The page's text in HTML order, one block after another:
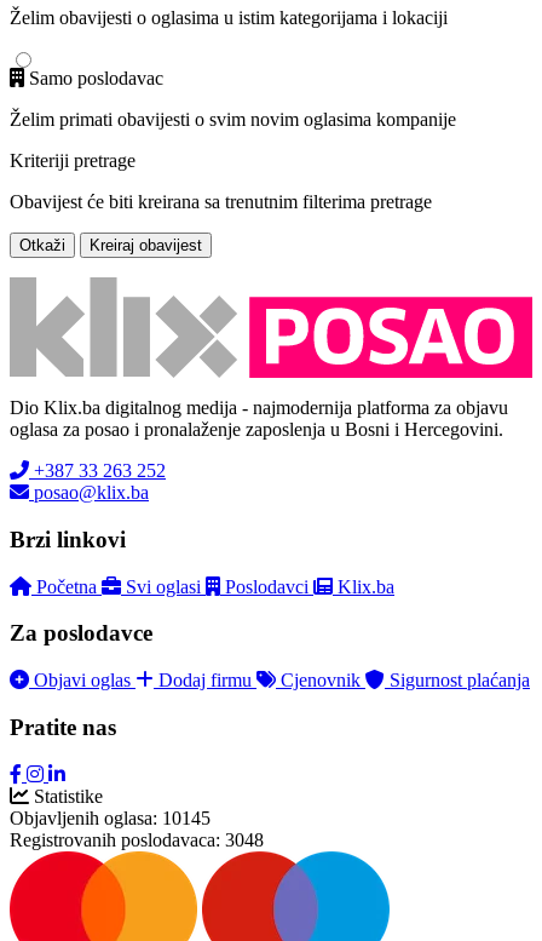
Želim obavijesti o oglasima u istim kategorijama i lokaciji
Samo poslodavac
Želim primati obavijesti o svim novim oglasima kompanije
Kriteriji pretrage
Obavijest će biti kreirana sa trenutnim filterima pretrage
Otkaži Kreiraj obavijest
Dio Klix.ba digitalnog medija - najmodernija platforma za objavu
oglasa za posao i pronalaženje zaposlenja u Bosni i Hercegovini.
+387 33 263 252
posao@klix.ba
Brzi linkovi
Početna Svi oglasi Poslodavci Klix.ba
Za poslodavce
Objavi oglas Dodaj firmu Cjenovnik Sigurnost plaćanja
Pratite nas
Statistike
Objavljenih oglasa: 10145
Registrovanih poslodavaca: 3048